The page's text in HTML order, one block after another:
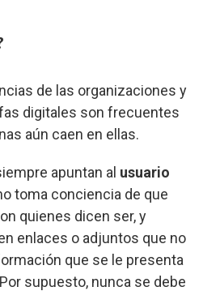
de las organizaciones y
digitales son frecuentes
aún caen en ellas.
apuntan al usuario
toma conciencia de que
quienes dicen ser, y
enlaces o adjuntos que no
que se le presenta
supuesto, nunca se debe